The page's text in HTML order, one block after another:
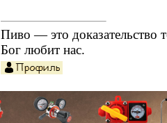
Пиво — это доказательство
Бог любит нас.